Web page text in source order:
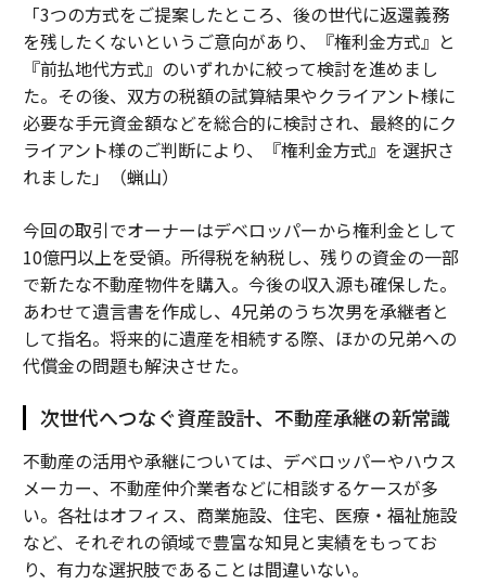
「3つの方式をご提案したところ、後の世代に返還義務
を残したくないというご意向があり、『権利金方式』と
『前払地代方式』のいずれかに絞って検討を進めまし
た。その後、双方の税額の試算結果やクライアント様に
必要な手元資金額などを総合的に検討され、最終的にク
ライアント様のご判断により、『権利金方式』を選択さ
れました」（蝋山）
今回の取引でオーナーはデベロッパーから権利金として
10億円以上を受領。所得税を納税し、残りの資金の一部
で新たな不動産物件を購入。今後の収入源も確保した。
あわせて遺言書を作成し、4兄弟のうち次男を承継者と
して指名。将来的に遺産を相続する際、ほかの兄弟への
代償金の問題も解決させた。
次世代へつなぐ資産設計、不動産承継の新常識
不動産の活用や承継については、デベロッパーやハウス
メーカー、不動産仲介業者などに相談するケースが多
い。各社はオフィス、商業施設、住宅、医療・福祉施設
など、それぞれの領域で豊富な知見と実績をもってお
り、有力な選択肢であることは間違いない。